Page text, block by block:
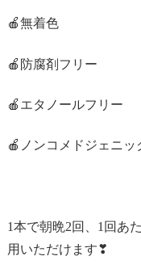
🍎無着色
🍎防腐剤フリー
🍎エタノールフリー
🍎ノンコメドジェニッ
1本で朝晩2回、1回あ
用いただけます❣